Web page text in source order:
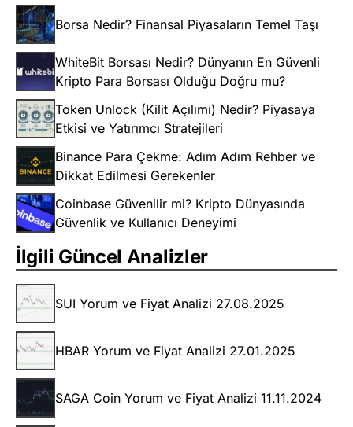
Borsa Nedir? Finansal Piyasaların Temel Taşı
WhiteBit Borsası Nedir? Dünyanın En Güvenli
Kripto Para Borsası Olduğu Doğru mu?
Token Unlock (Kilit Açılımı) Nedir? Piyasaya
Etkisi ve Yatırımcı Stratejileri
Binance Para Çekme: Adım Adım Rehber ve
Dikkat Edilmesi Gerekenler
Coinbase Güvenilir mi? Kripto Dünyasında
Güvenlik ve Kullanıcı Deneyimi
İlgili Güncel Analizler
SUI Yorum ve Fiyat Analizi 27.08.2025
HBAR Yorum ve Fiyat Analizi 27.01.2025
SAGA Coin Yorum ve Fiyat Analizi 11.11.2024